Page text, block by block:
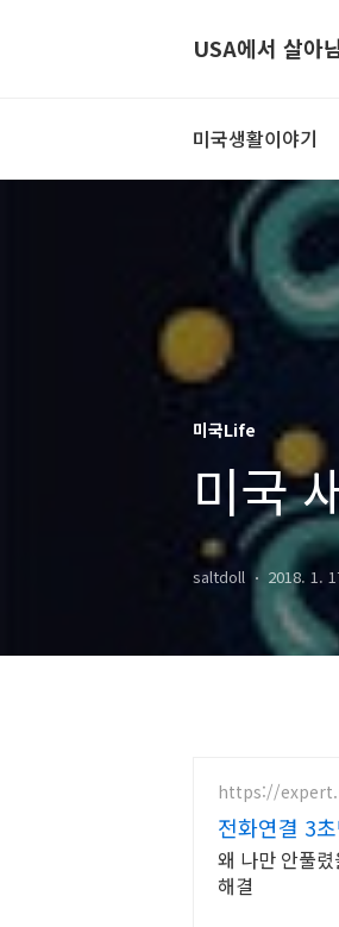
USA에서 살아
미국생활이야기
미국Life
미국
saltdoll 2018. 1.
https://
전화연결 3
왜 나만 안풀
해결